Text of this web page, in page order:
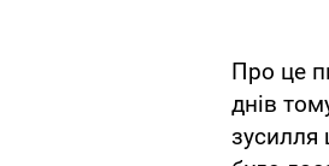
Про це
днів
зусилля